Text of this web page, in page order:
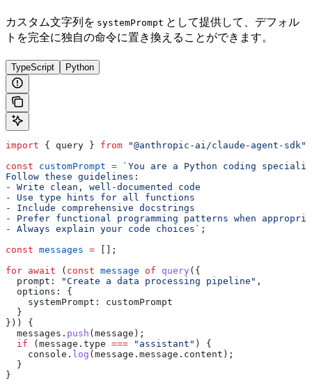
カスタム文字列を systemPrompt として提供して、デフォル
トを完全に独自の命令に置き換えることができます。
TypeScript Python
import { query } from "@anthropic-ai/claude-agent-sdk"
const customPrompt = `You are a Python coding
Follow these guidelines:
- Write clean, well-documented code
- Use type hints for all functions
- Include comprehensive docstrings
- Prefer functional programming patterns when
- Always explain your code choices` ;
const messages = [];
for await ( const message of query ({
  prompt:
"Create a data processing pipeline" ,
  options:
{
    systemPrompt:
customPrompt
  }
})) {
  messages
. push ( message );
  if
( message . type === "assistant" ) {
    console
. log ( message . message . content );
  }
}